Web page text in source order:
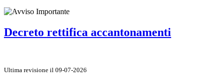
Decreto rettifica accantonamenti
Ultima revisione il 09-07-2026